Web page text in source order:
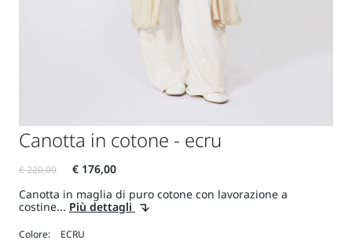
Canotta in cotone - ecru
Canotta in maglia di puro cotone con lavorazione a
costine... Più dettagli
Colore: